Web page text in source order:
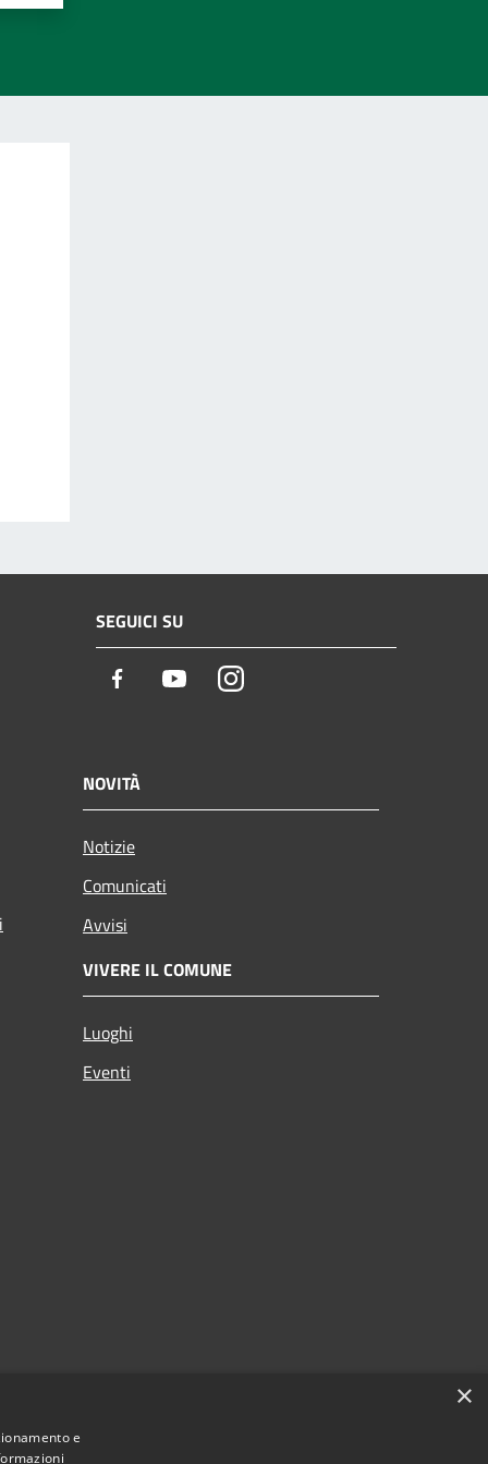
SEGUICI SU
Facebook YoutubeInstagram
NOVITÀ
Notizie
Comunicati
Avvisi
VIVERE IL COMUNE
Luoghi
Eventi
×
e